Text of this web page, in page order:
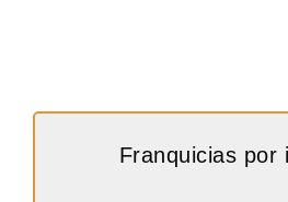
Franquicias por